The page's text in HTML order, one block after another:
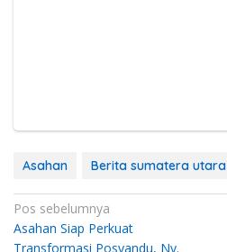
Asahan Berita sumatera utara
Navigasi
pos
Pos sebelumnya
Asahan Siap Perkuat
Transformasi Posyandu, Ny.